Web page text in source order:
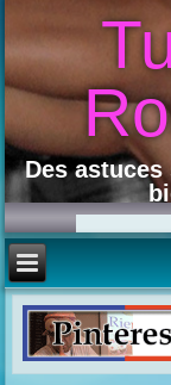
Des